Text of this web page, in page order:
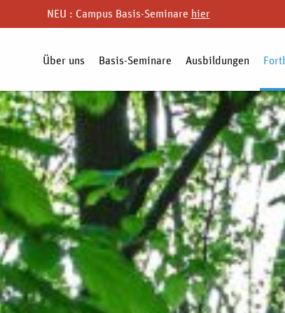
NEU : Campus Basis-Seminare hier
Über uns Basis-Seminare Ausbildungen